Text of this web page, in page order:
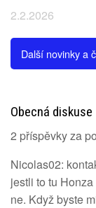
2.2.2026
Další novinky a
Obecná diskuse
2 příspěvky za
Nicolas02:
jestli to tu
ne. Když byste